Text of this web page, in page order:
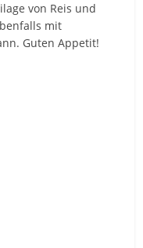
von Reis und
mit
Guten Appetit!